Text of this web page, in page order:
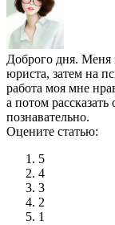
Доброго дня. Меня
юриста, затем на
работа моя мне
а потом
познавательно.
Оцените статью:
5
4
3
2
1